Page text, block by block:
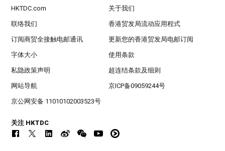
HKTDC.com 关于我们
联络我们 香港贸发局流动应用程式
订阅商贸全接触电邮通讯 更新您的香港贸发局电邮订阅
字体大小 使用条款
私隐政策声明 超连结条款及细则
网站导航 京ICP备09059244号
京公网安备 11010102003523号
关注 HKTDC